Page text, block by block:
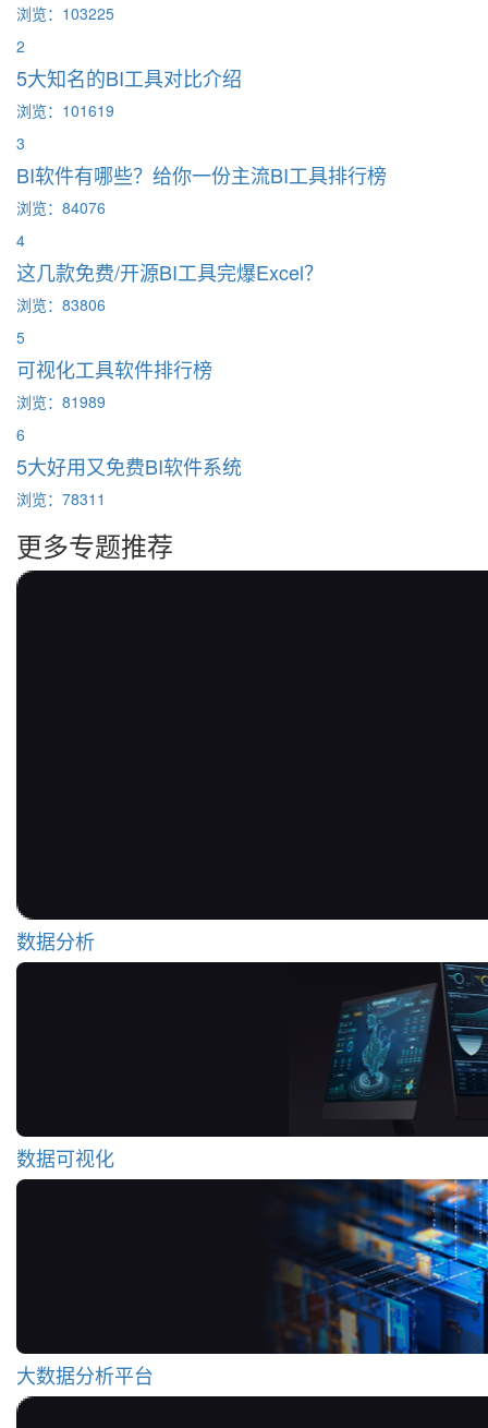
浏览：103225
2
5大知名的BI工具对比介绍
浏览：101619
3
BI软件有哪些？给你一份主流BI工具排行榜
浏览：84076
4
这几款免费/开源BI工具完爆Excel？
浏览：83806
5
可视化工具软件排行榜
浏览：81989
6
5大好用又免费BI软件系统
浏览：78311
更多专题推荐
数据分析
数据可视化
大数据分析平台